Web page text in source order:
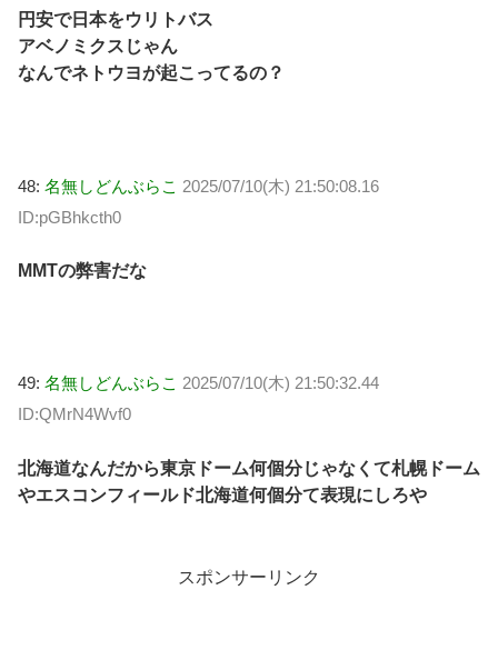
円安で日本をウリトバス
アベノミクスじゃん
なんでネトウヨが起こってるの？
48: 名無しどんぶらこ 2025/07/10(木) 21:50:08.16
ID:pGBhkcth0
MMTの弊害だな
49: 名無しどんぶらこ 2025/07/10(木) 21:50:32.44
ID:QMrN4Wvf0
北海道なんだから東京ドーム何個分じゃなくて札幌ドーム
やエスコンフィールド北海道何個分て表現にしろや
スポンサーリンク